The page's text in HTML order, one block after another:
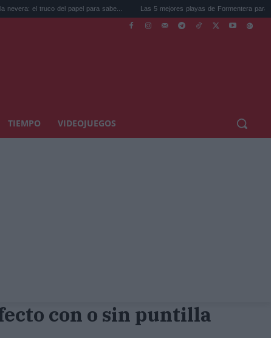
del papel para sabe... Las 5 mejores playas de Formentera para ir este ve...
TIEMPO VIDEOJUEGOS
con o sin puntilla